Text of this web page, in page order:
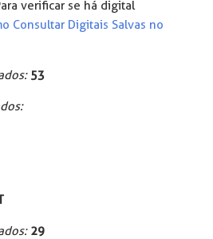
verificar se há digital
Consultar Digitais Salvas no
53
29